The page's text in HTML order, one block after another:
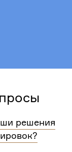
решения